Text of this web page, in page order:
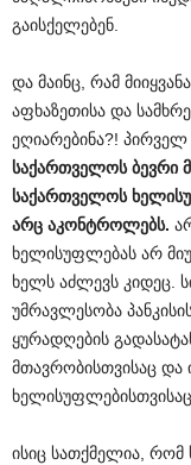
გაისქელებენ.
და მაინც, რამ
აფხაზეთისა და
ეღიარებინა?!
საქართველოს ბევრი
საქართველოს
არც აკონტროლებს.
ხელისუფლებას არ
ხელს აძლევს კიდეც.
უმრავლესობა
ყურადღების
მთავრობისთვისაც
ხელისუფლებისთვისაც.
ისიც სათქმელია, რომ